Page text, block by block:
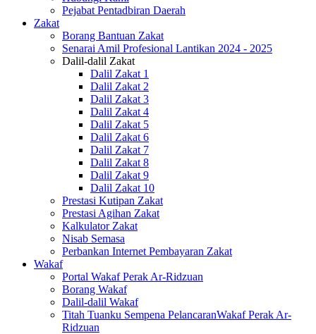
Pejabat Pentadbiran Daerah
Zakat
Borang Bantuan Zakat
Senarai Amil Profesional Lantikan 2024 - 2025
Dalil-dalil Zakat
Dalil Zakat 1
Dalil Zakat 2
Dalil Zakat 3
Dalil Zakat 4
Dalil Zakat 5
Dalil Zakat 6
Dalil Zakat 7
Dalil Zakat 8
Dalil Zakat 9
Dalil Zakat 10
Prestasi Kutipan Zakat
Prestasi Agihan Zakat
Kalkulator Zakat
Nisab Semasa
Perbankan Internet Pembayaran Zakat
Wakaf
Portal Wakaf Perak Ar-Ridzuan
Borang Wakaf
Dalil-dalil Wakaf
Titah Tuanku Sempena PelancaranWakaf Perak Ar-
Ridzuan